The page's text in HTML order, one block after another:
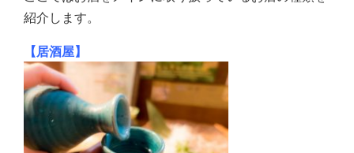
紹介します。
【居酒屋】